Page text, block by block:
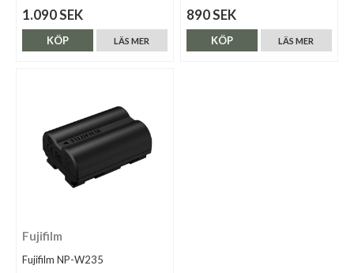
1.090 SEK
LÄS MER
KÖP
890 SEK
LÄS MER
KÖP
Fujifilm
Fujifilm NP-W235